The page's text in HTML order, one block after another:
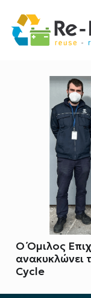
Ο Όμιλος
ανακυκλώνει
Cycle